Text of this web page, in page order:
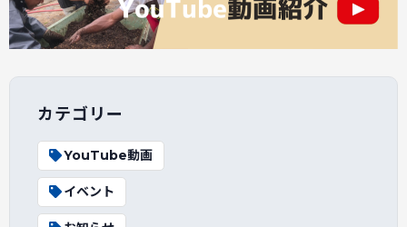
カテゴリー
YouTube動画
イベント